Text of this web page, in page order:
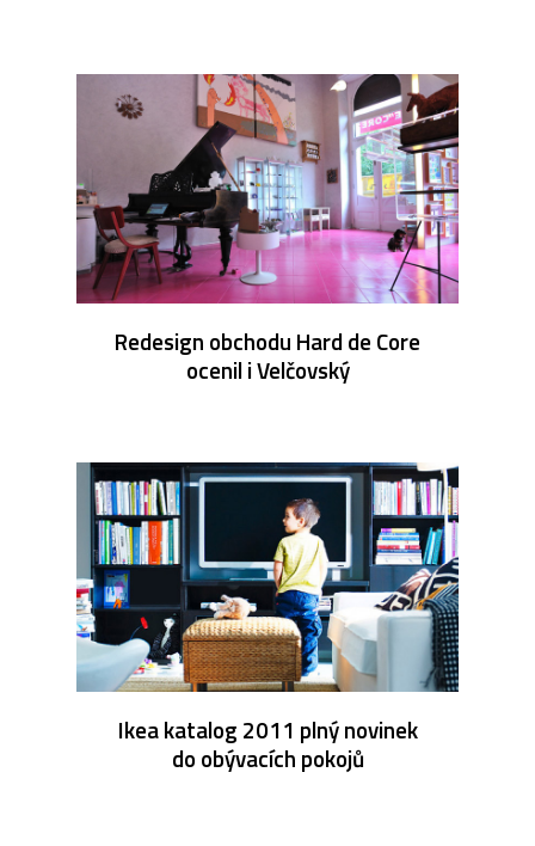
Redesign obchodu Hard de Core
ocenil i Velčovský
Ikea katalog 2011 plný novinek
do obývacích pokojů